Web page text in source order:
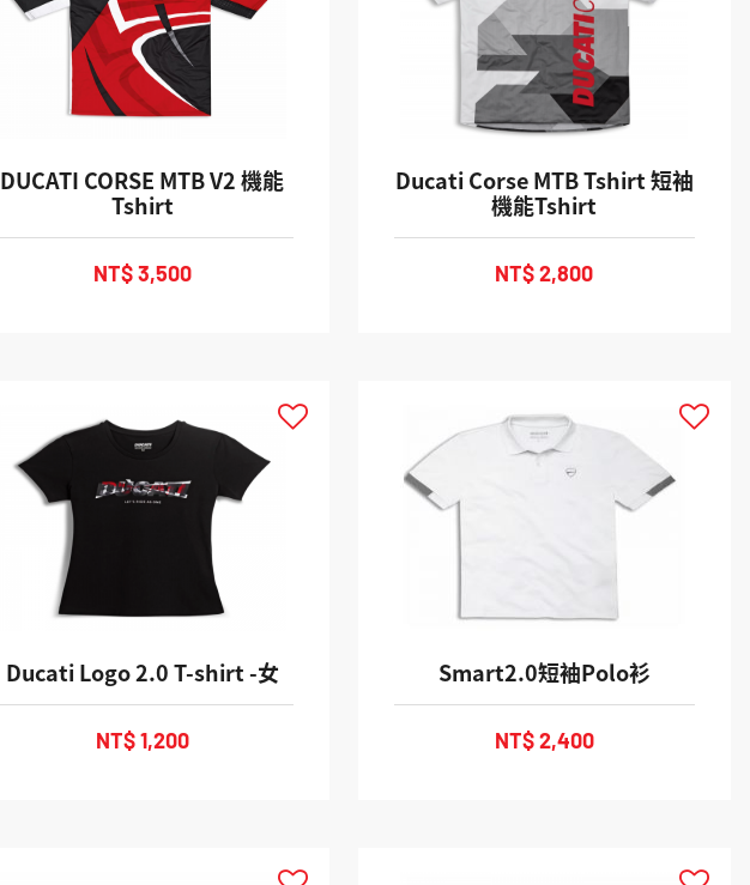
DUCATI CORSE MTB V2 機能
Tshirt
NT$ 3,500
Ducati Corse MTB Tshirt 短袖
機能Tshirt
NT$ 2,800
Ducati Logo 2.0 T-shirt -女
NT$ 1,200
Smart2.0短袖Polo衫
NT$ 2,400